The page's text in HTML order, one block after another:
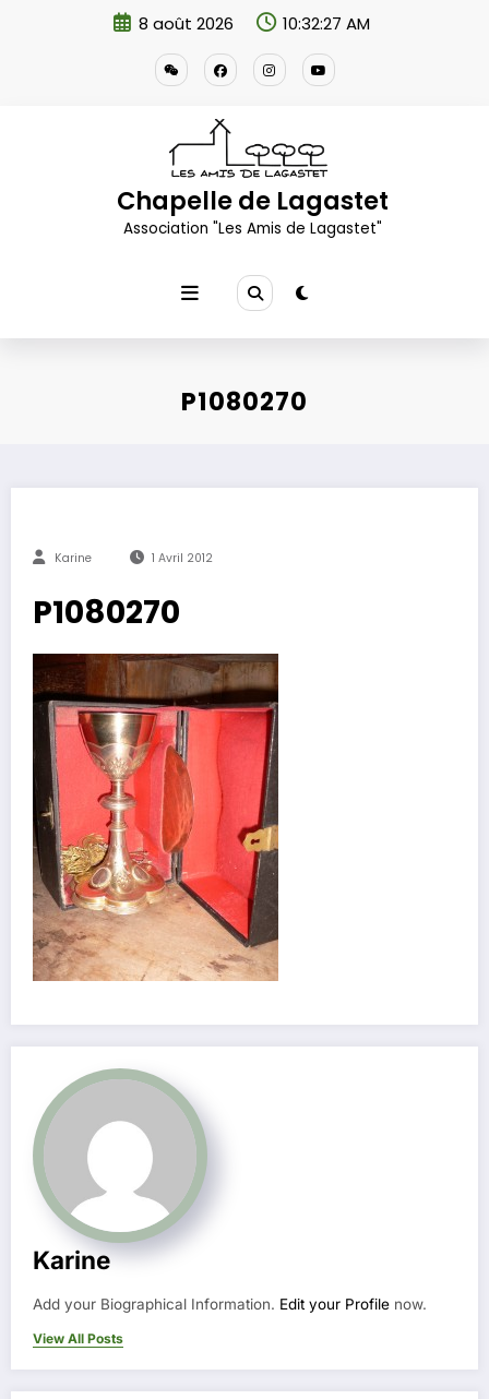
8 août 2026 10:32:28 AM
Chapelle de Lagastet
Association "Les Amis de Lagastet"
P1080270
Karine 1 Avril 2012
P1080270
Karine
Add your Biographical Information. Edit your Profile now.
View All Posts